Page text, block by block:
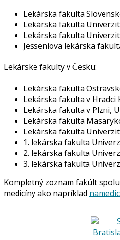
Lekárska fakulta
Lekárska fakulta
Lekárska fakulta
Jesseniova lekárska
Lekárske fakulty v Česku:
Lekárska fakulta
Lekárska fakulta v Hradci
Lekárska fakulta v Plzni,
Lekárska fakulta
Lekárska fakulta
1. lekárska fakulta
2. lekárska fakulta
3. lekárska fakulta
Kompletný zoznam fakúlt
medicíny ako napríklad